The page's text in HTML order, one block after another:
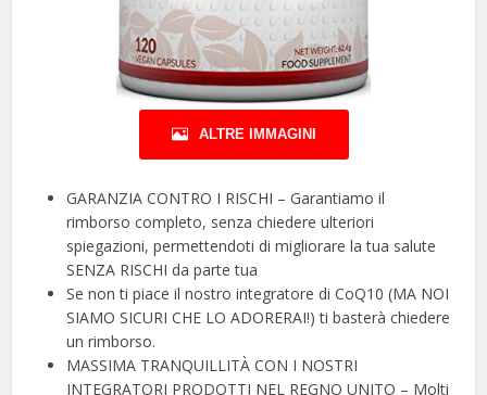
ALTRE IMMAGINI
GARANZIA CONTRO I RISCHI – Garantiamo il
rimborso completo, senza chiedere ulteriori
spiegazioni, permettendoti di migliorare la tua salute
SENZA RISCHI da parte tua
Se non ti piace il nostro integratore di CoQ10 (MA NOI
SIAMO SICURI CHE LO ADORERAI!) ti basterà chiedere
un rimborso.
MASSIMA TRANQUILLITÀ CON I NOSTRI
INTEGRATORI PRODOTTI NEL REGNO UNITO – Molti